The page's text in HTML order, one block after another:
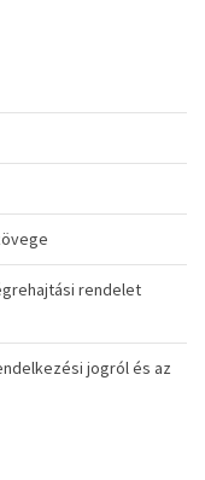
rendelet
jogról és az